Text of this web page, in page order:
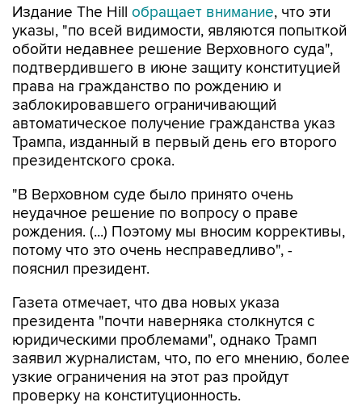
Издание The Hill обращает внимание, что эти
указы, "по всей видимости, являются попыткой
обойти недавнее решение Верховного суда",
подтвердившего в июне защиту конституцией
права на гражданство по рождению и
заблокировавшего ограничивающий
автоматическое получение гражданства указ
Трампа, изданный в первый день его второго
президентского срока.
"В Верховном суде было принято очень
неудачное решение по вопросу о праве
рождения. (...) Поэтому мы вносим коррективы,
потому что это очень несправедливо", -
пояснил президент.
Газета отмечает, что два новых указа
президента "почти наверняка столкнутся с
юридическими проблемами", однако Трамп
заявил журналистам, что, по его мнению, более
узкие ограничения на этот раз пройдут
проверку на конституционность.